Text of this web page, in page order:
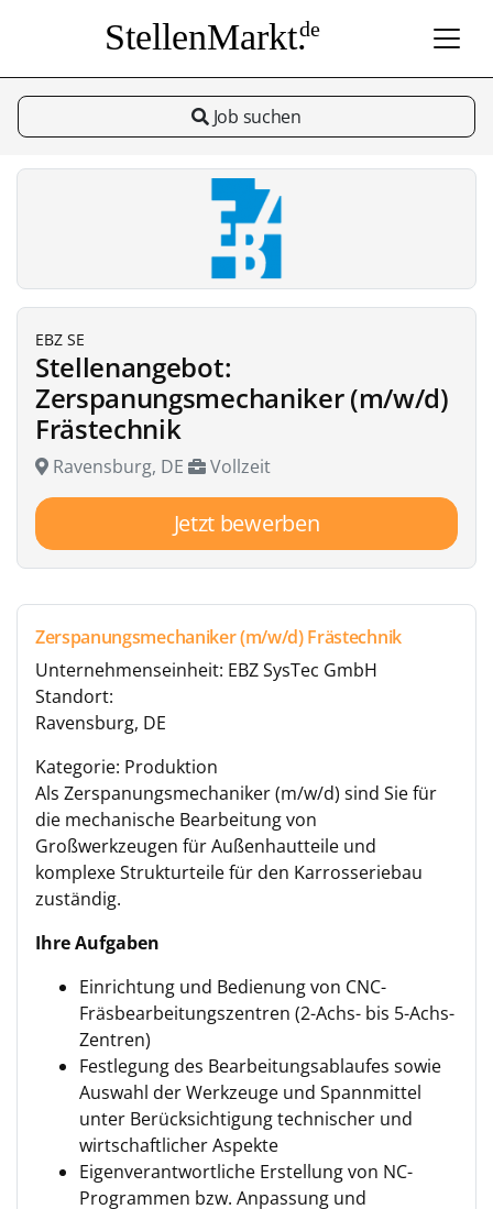
StellenMarkt.de
Job suchen
EBZ SE
Stellenangebot:
Zerspanungsmechaniker (m/w/d)
Frästechnik
Ravensburg, DE Vollzeit
Jetzt bewerben
Zerspanungsmechaniker (m/w/d) Frästechnik
Unternehmenseinheit: EBZ SysTec GmbH
Standort:
Ravensburg, DE
Kategorie: Produktion
Als Zerspanungsmechaniker (m/w/d) sind Sie für
die mechanische Bearbeitung von
Großwerkzeugen für Außenhautteile und
komplexe Strukturteile für den Karrosseriebau
zuständig.
Ihre Aufgaben
Einrichtung und Bedienung von CNC-
Fräsbearbeitungszentren (2-Achs- bis 5-Achs-
Zentren)
Festlegung des Bearbeitungsablaufes sowie
Auswahl der Werkzeuge und Spannmittel
unter Berücksichtigung technischer und
wirtschaftlicher Aspekte
Eigenverantwortliche Erstellung von NC-
Programmen bzw. Anpassung und